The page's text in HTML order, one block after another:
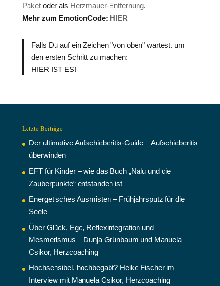
Paketoder als Herzmauer-Entfernung.
Mehr zum EmotionCode: HIER
Falls Du auf ein Zeichen "von oben" wartest, um
den ersten Schritt zu machen:
HIER IST ES!
Letzte Beiträge
Der ultimative Aufschieberitis-Guide – Aufschieberitis
überwinden
EFT für Kinder – wie das Buch „Nalu und die
Zauberpunkte“ entstanden ist
Energetisches Ausmisten – Frühjahrsputz für die
Seele
Über Glück, Ego, Reflexintegration und
Mesmerismus – Dunja Grünbaum und Manuela
Csikor, Herzcoaching
Hochsensibel, hochbegabt? Heike Fischer im
Interview mit Manuela Csikor, Herzcoaching